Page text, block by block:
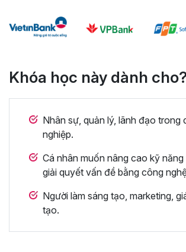
Khóa học này dành
Nhân sự, quản lý, lãnh đạo trong
nghiệp.
Cá nhân muốn nâng cao kỹ
giải quyết vấn đề bằng công
Người làm sáng tạo, marketing,
tạo.